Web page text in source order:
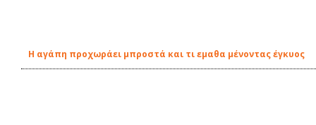
Η αγάπη προχωράει μπροστά και τι εμαθα μένοντας έγκυος